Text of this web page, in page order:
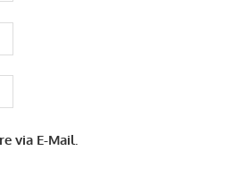
via E-Mail.